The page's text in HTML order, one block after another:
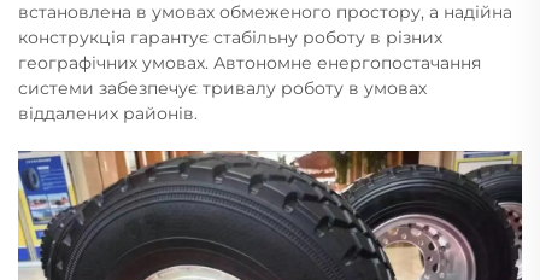
встановлена в умовах обмеженого простору, а надійна
конструкція гарантує стабільну роботу в різних
географічних умовах. Автономне енергопостачання
системи забезпечує тривалу роботу в умовах
віддалених районів.